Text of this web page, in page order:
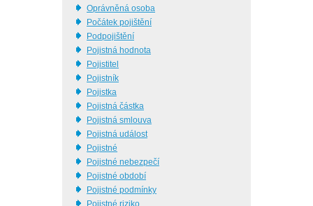
Oprávněná osoba
Počátek pojištění
Podpojištění
Pojistná hodnota
Pojistitel
Pojistník
Pojistka
Pojistná částka
Pojistná smlouva
Pojistná událost
Pojistné
Pojistné nebezpečí
Pojistné období
Pojistné podmínky
Pojistné riziko